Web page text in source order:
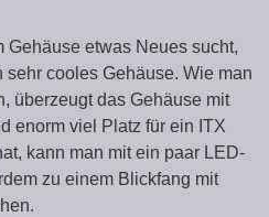
Gehäuse etwas Neues sucht,
cooles Gehäuse. Wie man
überzeugt das Gehäuse mit
enorm viel Platz für ein ITX
kann man mit ein paar LED-
zu einem Blickfang mit